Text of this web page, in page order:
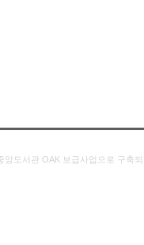
앙도서관 OAK 보급사업으로 구축